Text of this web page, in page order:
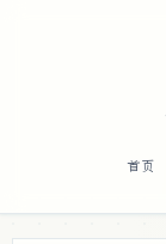
首页